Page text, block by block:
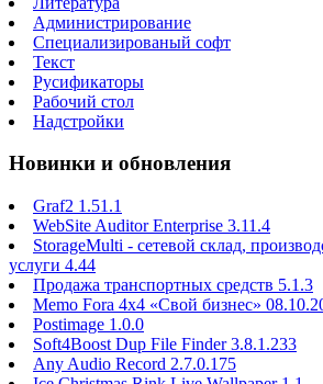
Администрирование
Специализированый софт
Текст
Русификаторы
Рабочий стол
Надстройки
Новинки и обновления
Graf2 1.51.1
WebSite Auditor Enterprise 3.11.4
StorageMulti - сетевой склад,
услуги 4.44
Продажа транспортных средств 5.1.3
Memo Fora 4x4 «Свой бизнес»
Postimage 1.0.0
Soft4Boost Dup File Finder 3.8.1.233
Any Audio Record 2.7.0.175